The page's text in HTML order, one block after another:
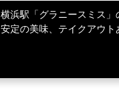
横浜駅「グラニースミス」
安定の美味、テイクアウト